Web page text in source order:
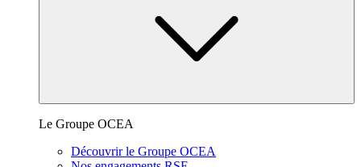
Le Groupe OCEA
Découvrir le Groupe OCEA